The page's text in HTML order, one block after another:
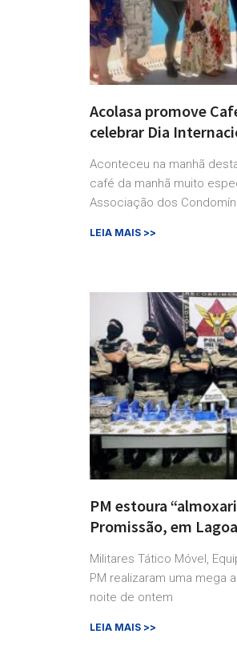
Acolasa promove
celebrar Dia
Aconteceu na manhã
café da manhã muito
Associação dos
LEIA MAIS >>
PM estoura
Promissão, em
Militares Tático Móvel,
PM realizaram uma mega
noite de ontem
LEIA MAIS >>